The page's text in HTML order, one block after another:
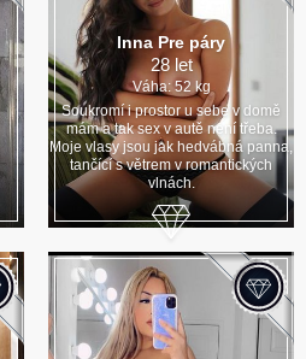
Inna Pre páry
28 let
Váha: 52 kg
Soukromí i prostor u sebe v domě
mám a tak sex v autě není třeba.
Moje vlasy jsou jak hedvábná panna,
tančící s větrem v romantických
vlnách.